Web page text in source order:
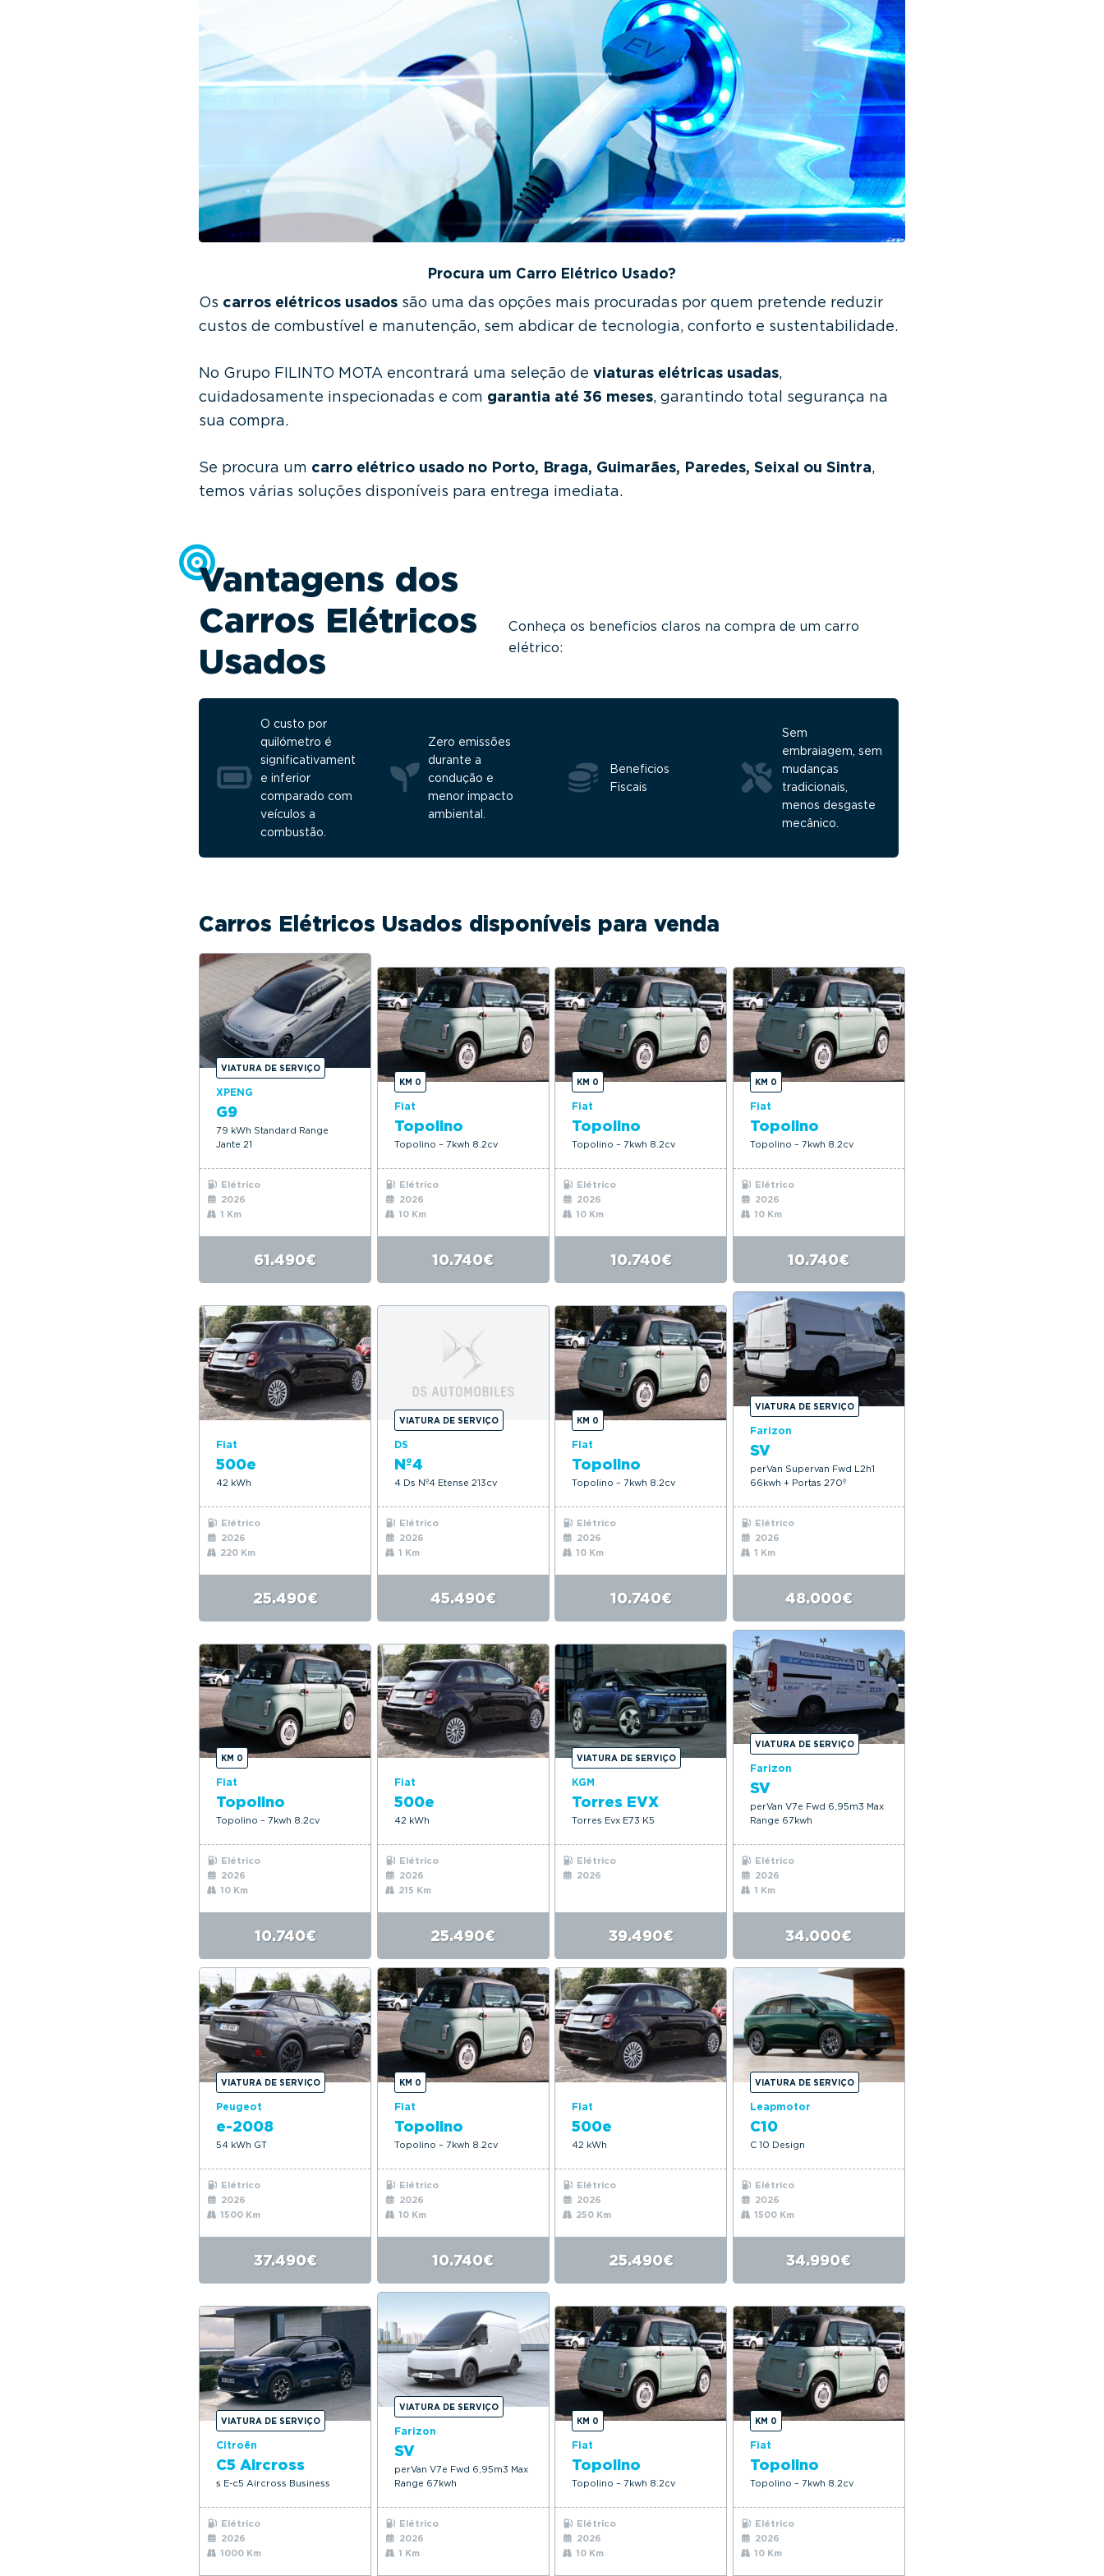
Procura um Carro Elétrico Usado?
Os carros elétricos usados são uma das opções mais procuradas por quem pretende reduzir
custos de combustível e manutenção, sem abdicar de tecnologia, conforto e sustentabilidade.
No Grupo FILINTO MOTA encontrará uma seleção de viaturas elétricas usadas,
cuidadosamente inspecionadas e com garantia até 36 meses, garantindo total segurança na
sua compra.
Se procura um carro elétrico usado no Porto, Braga, Guimarães, Paredes, Seixal ou Sintra,
temos várias soluções disponíveis para entrega imediata.
Vantagens dos
Carros Elétricos
Usados
Conheça os beneficios claros na compra de um carro
elétrico:
O custo por
quilómetro é
significativament
e inferior
comparado com
veículos a
combustão.
Zero emissões
durante a
condução e
menor impacto
ambiental.
Beneficios
Fiscais
Sem
embraiagem, sem
mudanças
tradicionais,
menos desgaste
mecânico.
Carros Elétricos Usados disponíveis para venda
VIATURA DE SERVIÇO
XPENG
G9
79 kWh Standard Range
Jante 21
Elétrico
2026
1 Km
61.490€
KM 0
Fiat
Topolino
Topolino – 7kwh 8.2cv
Elétrico
2026
10 Km
10.740€
KM 0
Fiat
Topolino
Topolino – 7kwh 8.2cv
Elétrico
2026
10 Km
10.740€
KM 0
Fiat
Topolino
Topolino – 7kwh 8.2cv
Elétrico
2026
10 Km
10.740€
Fiat
500e
42 kWh
Elétrico
2026
220 Km
25.490€
VIATURA DE SERVIÇO
DS
Nº4
4 Ds Nº4 Etense 213cv
Elétrico
2026
1 Km
45.490€
KM 0
Fiat
Topolino
Topolino – 7kwh 8.2cv
Elétrico
2026
10 Km
10.740€
VIATURA DE SERVIÇO
Farizon
SV
perVan Supervan Fwd L2h1
66kwh + Portas 270º
Elétrico
2026
1 Km
48.000€
KM 0
Fiat
Topolino
Topolino – 7kwh 8.2cv
Elétrico
2026
10 Km
10.740€
Fiat
500e
42 kWh
Elétrico
2026
215 Km
25.490€
VIATURA DE SERVIÇO
KGM
Torres EVX
Torres Evx E73 K5
Elétrico
2026
39.490€
VIATURA DE SERVIÇO
Farizon
SV
perVan V7e Fwd 6,95m3 Max
Range 67kwh
Elétrico
2026
1 Km
34.000€
VIATURA DE SERVIÇO
Peugeot
e-2008
54 kWh GT
Elétrico
2026
1500 Km
37.490€
KM 0
Fiat
Topolino
Topolino – 7kwh 8.2cv
Elétrico
2026
10 Km
10.740€
Fiat
500e
42 kWh
Elétrico
2026
250 Km
25.490€
VIATURA DE SERVIÇO
Leapmotor
C10
C 10 Design
Elétrico
2026
1500 Km
34.990€
VIATURA DE SERVIÇO
Citroën
C5 Aircross
s E-c5 Aircross Business
Elétrico
2026
1000 Km
VIATURA DE SERVIÇO
Farizon
SV
perVan V7e Fwd 6,95m3 Max
Range 67kwh
Elétrico
2026
1 Km
KM 0
Fiat
Topolino
Topolino – 7kwh 8.2cv
Elétrico
2026
10 Km
KM 0
Fiat
Topolino
Topolino – 7kwh 8.2cv
Elétrico
2026
10 Km